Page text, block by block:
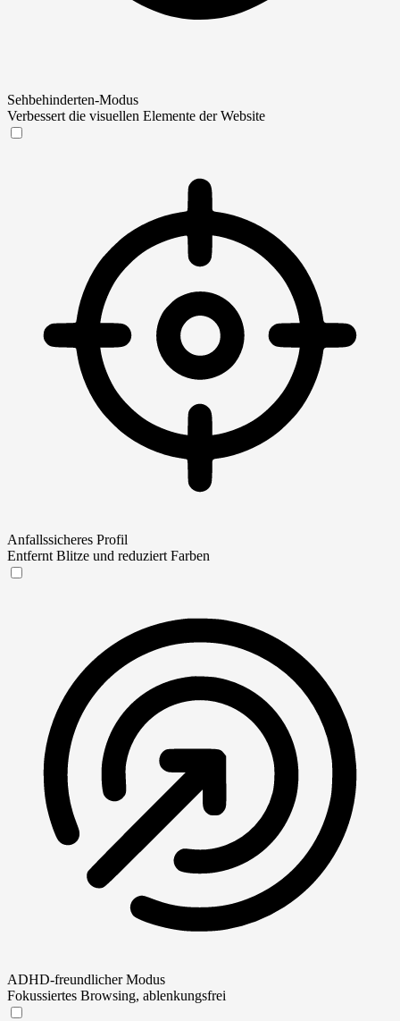
Sehbehinderten-Modus
Verbessert die visuellen Elemente der Website
Anfallssicheres Profil
Entfernt Blitze und reduziert Farben
ADHD-freundlicher Modus
Fokussiertes Browsing, ablenkungsfrei